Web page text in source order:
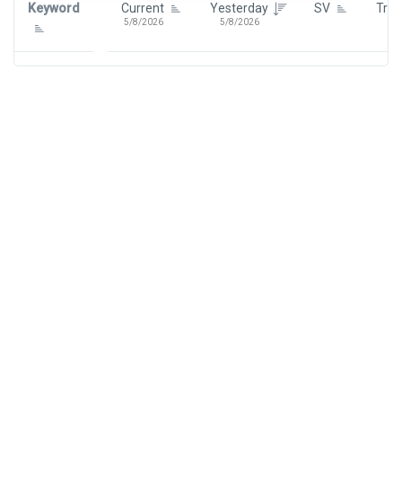
Keyword Current
5/8/2026
Yesterday
5/8/2026
SV